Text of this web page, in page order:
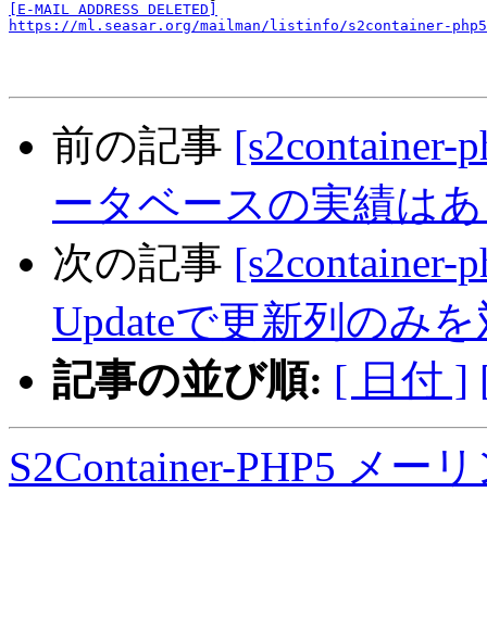
[E-MAIL ADDRESS DELETED]
https://ml.seasar.org/mailman/listinfo/s2container-php5
前の記事 [s2container-
ータベースの実績は
次の記事 [s2container-
Updateで更新列のみ
記事の並び順: [ 日付 ]
S2Container-PHP5 メー